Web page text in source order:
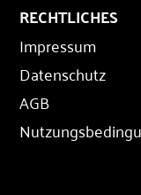
RECHTLICHES
Impressum
Datenschutz
AGB